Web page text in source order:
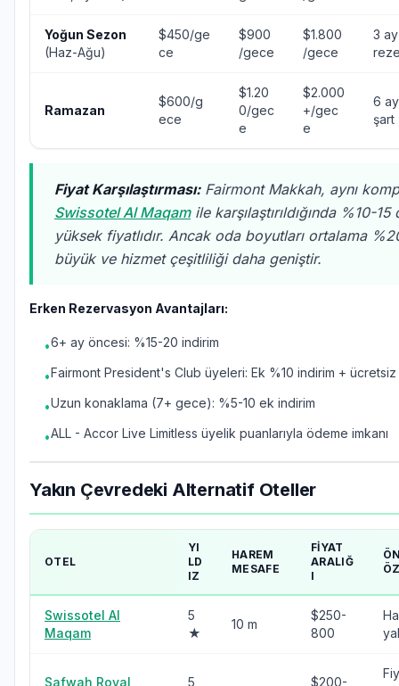
Yoğun Sezon
(Haz-Ağu)
$450/ge
ce
$900
/gece
$1.800
/gece
3
Ramazan
$600/g
ece
$1.20
0/gec
e
$2.000
+/gec
e
6
şart
Fiyat Karşılaştırması:Fairmont Makkah, aynı
Swissotel Al Maqamile karşılaştırıldığında %10-15
yüksek fiyatlıdır. Ancak oda boyutları ortalama
büyük ve hizmet çeşitliliği daha geniştir.
Erken Rezervasyon Avantajları:
•6+ ay öncesi: %15-20 indirim
•Fairmont President's Club üyeleri: Ek %10 indirim +
•Uzun konaklama (7+ gece): %5-10 ek indirim
•ALL - Accor Live Limitless üyelik puanlarıyla ödeme imkanı
Yakın Çevredeki Alternatif Oteller
OTEL
YI
LD
IZ
HAREM
MESAFE
FIYAT
ARALIĞ
I
Swissotel Al
Maqam
5
★
10 m
$250-
800
Safwah Royal 5 $200-